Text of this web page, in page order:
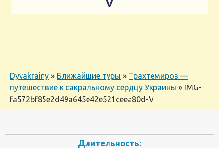
V
Dyvakrainy » Ближайшие туры » Трахтемиров —
путешествие к сакральному сердцу Украины » IMG-
fa572bf85e2d49a645e42e521ceea80d-V
Длительность: